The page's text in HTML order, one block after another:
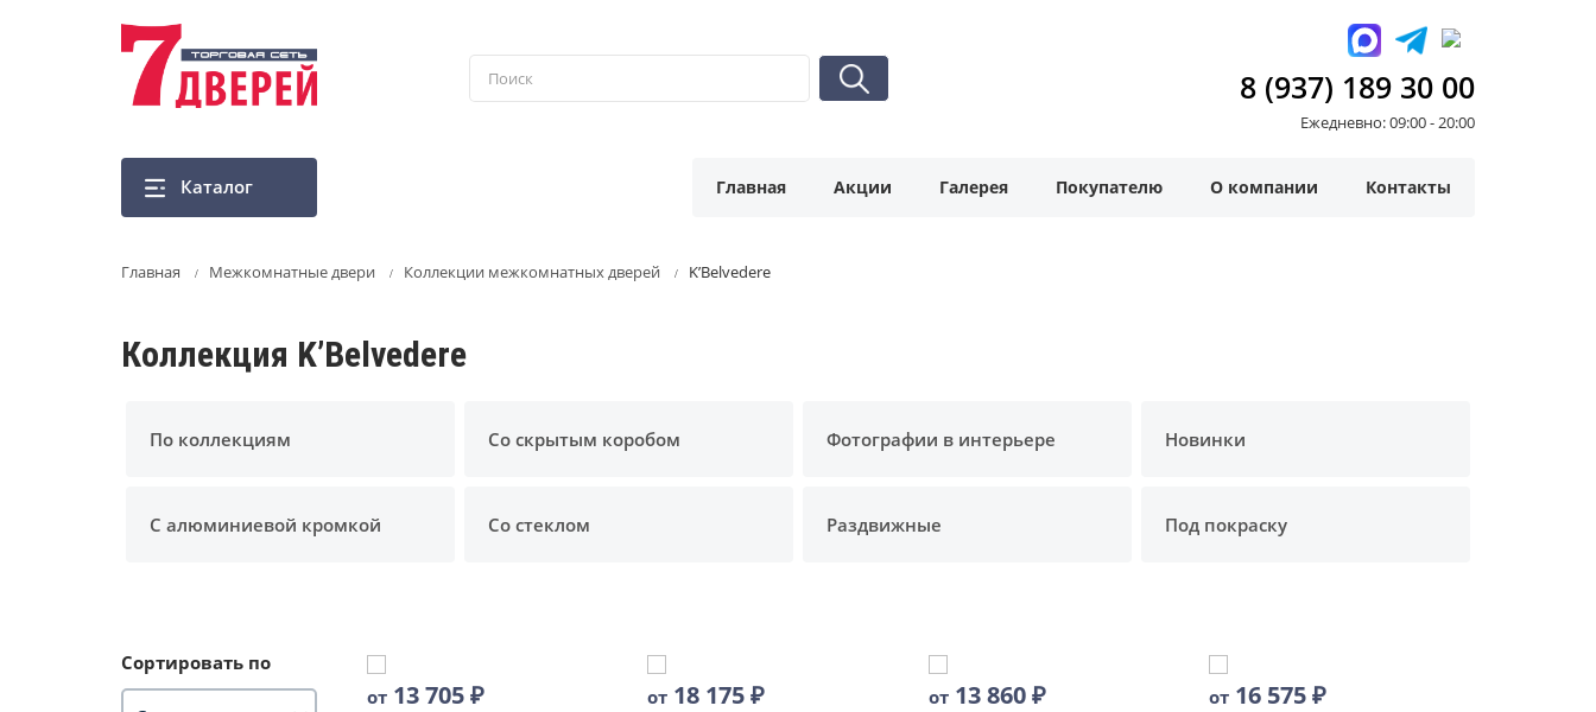
8 (937) 189 30 00
Ежедневно: 09:00 - 20:00
Каталог Главная Акции Галерея Покупателю О компании Контакты
Главная Межкомнатные двери Коллекции межкомнатных дверей K’Belvedere
Коллекция K’Belvedere
По коллекциям Со скрытым коробом Фотографии в интерьере Новинки
С алюминиевой кромкой Со стеклом Раздвижные Под покраску
от 13 705₽ от 18 175₽ от 13 860 ₽ от 16 575₽
Сортировать по